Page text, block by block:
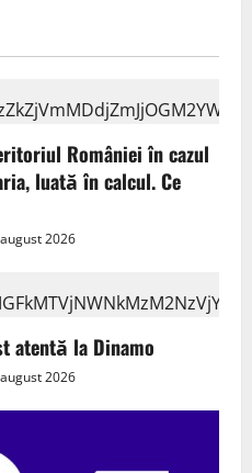
României în cazul
luată în calcul. Ce
2026
atentă la Dinamo
2026